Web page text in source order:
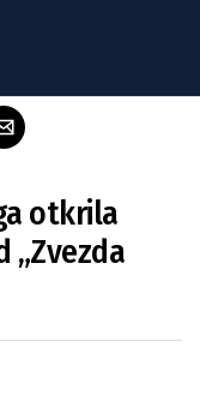
otkrila
„Zvezda